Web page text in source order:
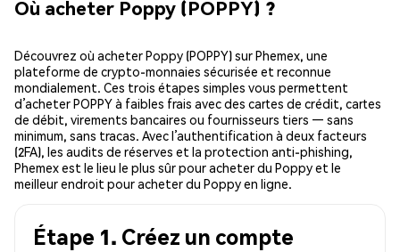
Où acheter Poppy (POPPY) ?
Découvrez où acheter Poppy (POPPY) sur Phemex, une
plateforme de crypto-monnaies sécurisée et reconnue
mondialement. Ces trois étapes simples vous permettent
d’acheter POPPY à faibles frais avec des cartes de crédit, cartes
de débit, virements bancaires ou fournisseurs tiers — sans
minimum, sans tracas. Avec l’authentification à deux facteurs
(2FA), les audits de réserves et la protection anti-phishing,
Phemex est le lieu le plus sûr pour acheter du Poppy et le
meilleur endroit pour acheter du Poppy en ligne.
Étape 1. Créez un compte